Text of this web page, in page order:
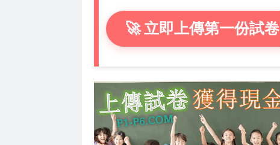
🚀 立即上傳第一份試卷